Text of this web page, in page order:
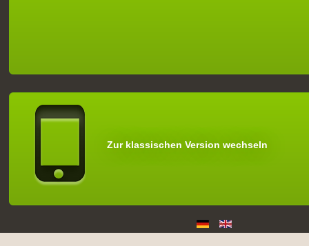
Zur klassischen Version wechseln